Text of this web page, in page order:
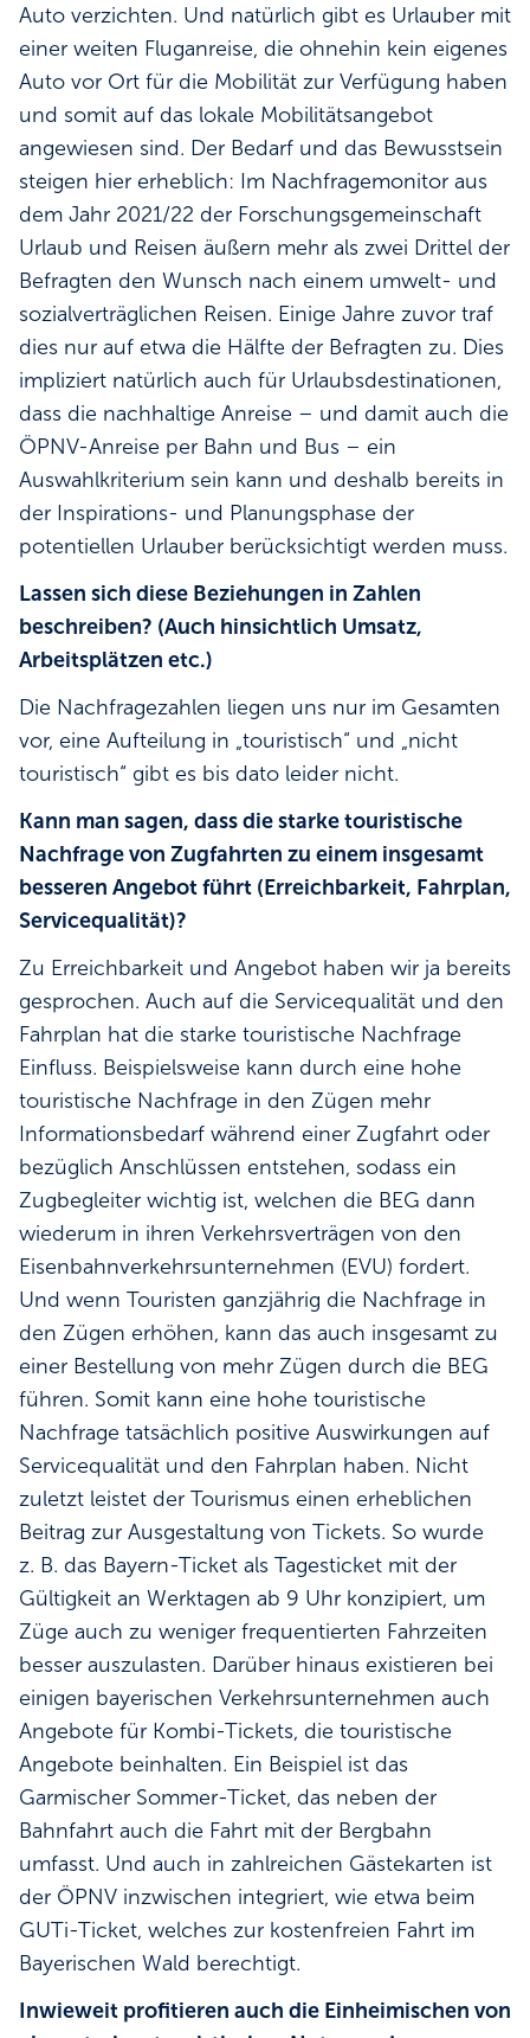
Auto verzichten. Und natürlich gibt es Urlauber mit
einer weiten Fluganreise, die ohnehin kein eigenes
Auto vor Ort für die Mobilität zur Verfügung haben
und somit auf das lokale Mobilitätsangebot
angewiesen sind. Der Bedarf und das Bewusstsein
steigen hier erheblich: Im Nachfragemonitor aus
dem Jahr 2021/22 der Forschungsgemeinschaft
Urlaub und Reisen äußern mehr als zwei Drittel der
Befragten den Wunsch nach einem umwelt- und
sozialverträglichen Reisen. Einige Jahre zuvor traf
dies nur auf etwa die Hälfte der Befragten zu. Dies
impliziert natürlich auch für Urlaubsdestinationen,
dass die nachhaltige Anreise – und damit auch die
ÖPNV-Anreise per Bahn und Bus – ein
Auswahlkriterium sein kann und deshalb bereits in
der Inspirations- und Planungsphase der
potentiellen Urlauber berücksichtigt werden muss.
Lassen sich diese Beziehungen in Zahlen
beschreiben? (Auch hinsichtlich Umsatz,
Arbeitsplätzen etc.)
Die Nachfragezahlen liegen uns nur im Gesamten
vor, eine Aufteilung in „touristisch“ und „nicht
touristisch“ gibt es bis dato leider nicht.
Kann man sagen, dass die starke touristische
Nachfrage von Zugfahrten zu einem insgesamt
besseren Angebot führt (Erreichbarkeit, Fahrplan,
Servicequalität)?
Zu Erreichbarkeit und Angebot haben wir ja bereits
gesprochen. Auch auf die Servicequalität und den
Fahrplan hat die starke touristische Nachfrage
Einfluss. Beispielsweise kann durch eine hohe
touristische Nachfrage in den Zügen mehr
Informationsbedarf während einer Zugfahrt oder
bezüglich Anschlüssen entstehen, sodass ein
Zugbegleiter wichtig ist, welchen die BEG dann
wiederum in ihren Verkehrsverträgen von den
Eisenbahnverkehrsunternehmen (EVU) fordert.
Und wenn Touristen ganzjährig die Nachfrage in
den Zügen erhöhen, kann das auch insgesamt zu
einer Bestellung von mehr Zügen durch die BEG
führen. Somit kann eine hohe touristische
Nachfrage tatsächlich positive Auswirkungen auf
Servicequalität und den Fahrplan haben. Nicht
zuletzt leistet der Tourismus einen erheblichen
Beitrag zur Ausgestaltung von Tickets. So wurde
z. B. das Bayern-Ticket als Tagesticket mit der
Gültigkeit an Werktagen ab 9 Uhr konzipiert, um
Züge auch zu weniger frequentierten Fahrzeiten
besser auszulasten. Darüber hinaus existieren bei
einigen bayerischen Verkehrsunternehmen auch
Angebote für Kombi-Tickets, die touristische
Angebote beinhalten. Ein Beispiel ist das
Garmischer Sommer-Ticket, das neben der
Bahnfahrt auch die Fahrt mit der Bergbahn
umfasst. Und auch in zahlreichen Gästekarten ist
der ÖPNV inzwischen integriert, wie etwa beim
GUTi-Ticket, welches zur kostenfreien Fahrt im
Bayerischen Wald berechtigt.
Inwieweit profitieren auch die Einheimischen von